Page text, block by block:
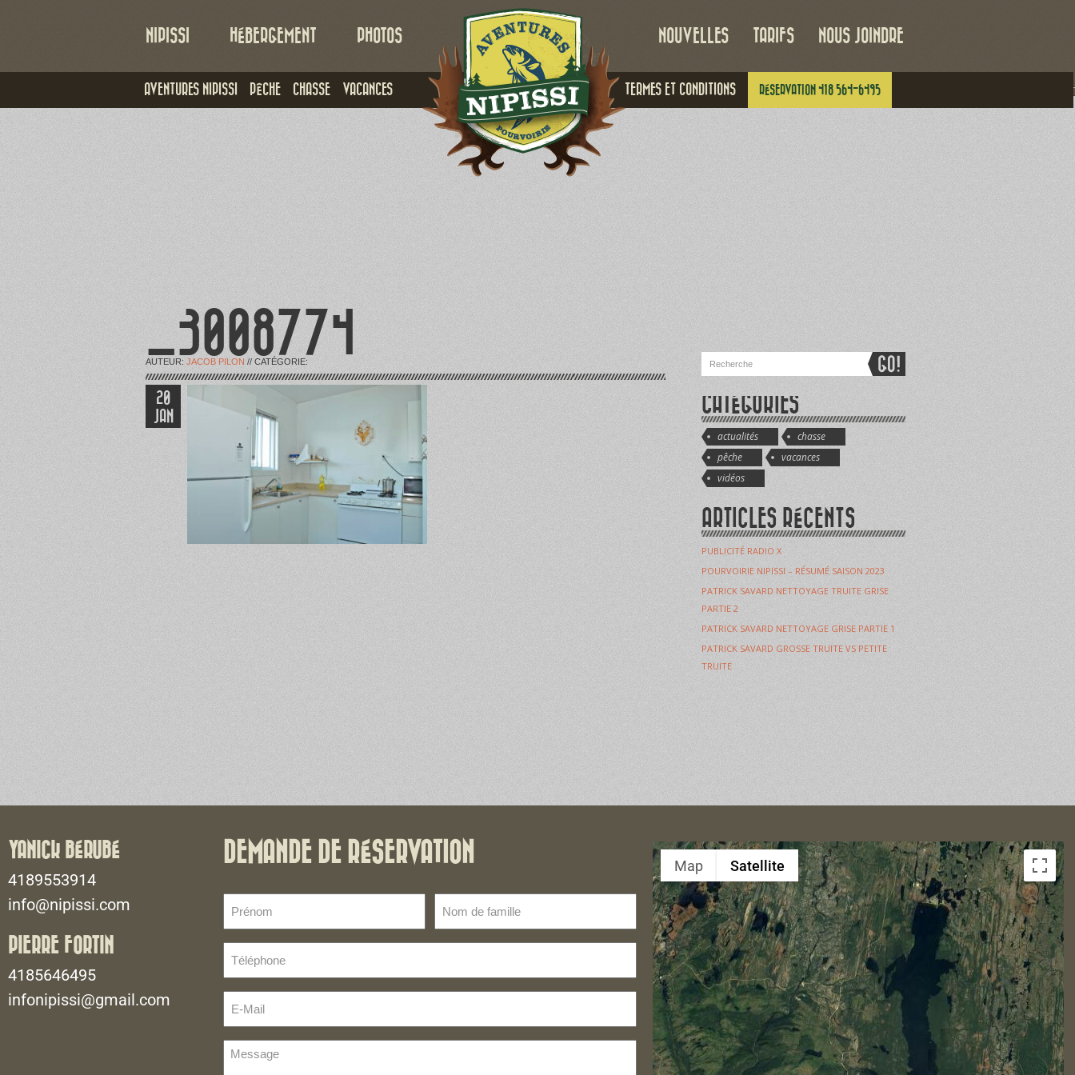
NIPISSI
AVENTURES NIPISSI PÊCHE CHASSE VACANCES TERMES ET CONDITIONS RÉSERVATION 418 564-6495
HÉBERGEMENT PHOTOS NOUVELLES TARIFS NOUS JOINDRE
_3008774
AUTEUR: JACOB PILON // CATÉGORIE:
20
JAN
CATÉGORIES
actualités
chasse
pêche
vacances
vidéos
ARTICLES RÉCENTS
PUBLICITÉ RADIO X
POURVOIRIE NIPISSI – RÉSUMÉ SAISON 2023
PATRICK SAVARD NETTOYAGE TRUITE GRISE
PARTIE 2
PATRICK SAVARD NETTOYAGE GRISE PARTIE 1
PATRICK SAVARD GROSSE TRUITE VS PETITE
TRUITE
YANICK BÉRUBÉ
4189553914
info@nipissi.com
PIERRE FORTIN
4185646495
infonipissi@gmail.com
DEMANDE DE RÉSERVATION
(Nécessaire)
de
(Nécessaire)
Mail
Message
Map Satellite